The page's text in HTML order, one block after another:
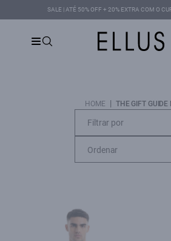
SALE | ATÉ 50% OFF + 20% EXTRA COM O
HOME | THE GIFT GUIDE
Filtrar por